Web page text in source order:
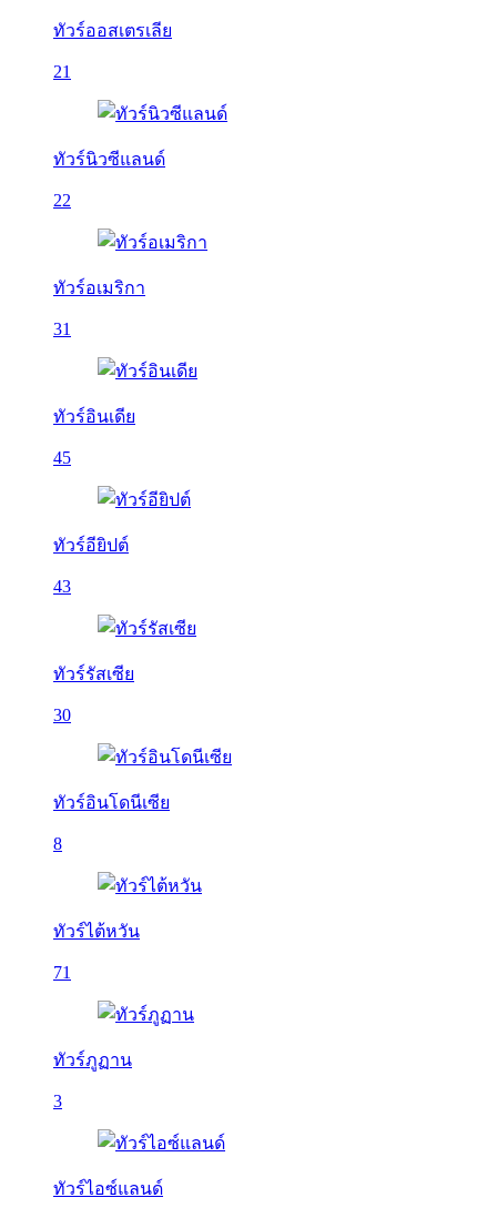
ทัวร์ออสเตรเลีย
21
ทัวร์นิวซีแลนด์
22
ทัวร์อเมริกา
31
ทัวร์อินเดีย
45
ทัวร์อียิปต์
43
ทัวร์รัสเซีย
30
ทัวร์อินโดนีเซีย
8
ทัวร์ไต้หวัน
71
ทัวร์ภูฏาน
3
ทัวร์ไอซ์แลนด์